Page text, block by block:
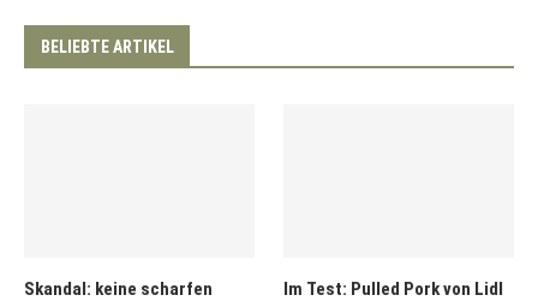
BELIEBTE ARTIKEL
Skandal: keine scharfen
Im Test: Pulled Pork von Lidl